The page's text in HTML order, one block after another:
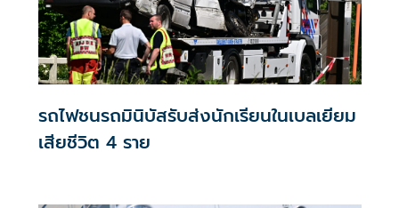
รถไฟชนรถมินิบัสรับส่งนักเรียนในเบลเยียม
เสียชีวิต 4 ราย